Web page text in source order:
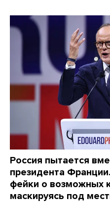
Россия пытается
президента
фейки о возможных
маскируясь под